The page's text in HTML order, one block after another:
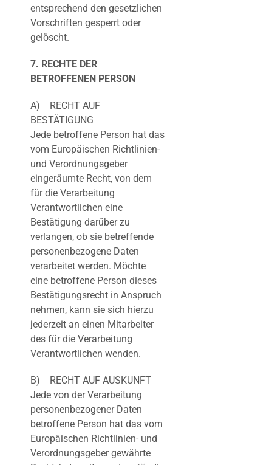
entsprechend den gesetzlichen
Vorschriften gesperrt oder
gelöscht.
7. RECHTE DER
BETROFFENEN PERSON
A) RECHT AUF
BESTÄTIGUNG
Jede betroffene Person hat das
vom Europäischen Richtlinien-
und Verordnungsgeber
eingeräumte Recht, von dem
für die Verarbeitung
Verantwortlichen eine
Bestätigung darüber zu
verlangen, ob sie betreffende
personenbezogene Daten
verarbeitet werden. Möchte
eine betroffene Person dieses
Bestätigungsrecht in Anspruch
nehmen, kann sie sich hierzu
jederzeit an einen Mitarbeiter
des für die Verarbeitung
Verantwortlichen wenden.
B) RECHT AUF AUSKUNFT
Jede von der Verarbeitung
personenbezogener Daten
betroffene Person hat das vom
Europäischen Richtlinien- und
Verordnungsgeber gewährte